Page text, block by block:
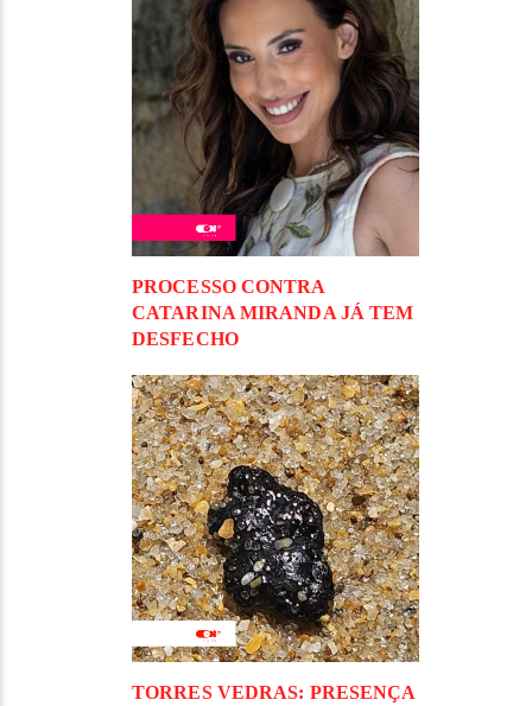
PROCESSO CONTRA
CATARINA MIRANDA JÁ TEM
DESFECHO
TORRES VEDRAS: PRESENÇA